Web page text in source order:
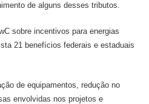
de alguns desses tributos.
sobre incentivos para energias
21 benefícios federais e estaduais
de equipamentos, redução no
envolvidas nos projetos e